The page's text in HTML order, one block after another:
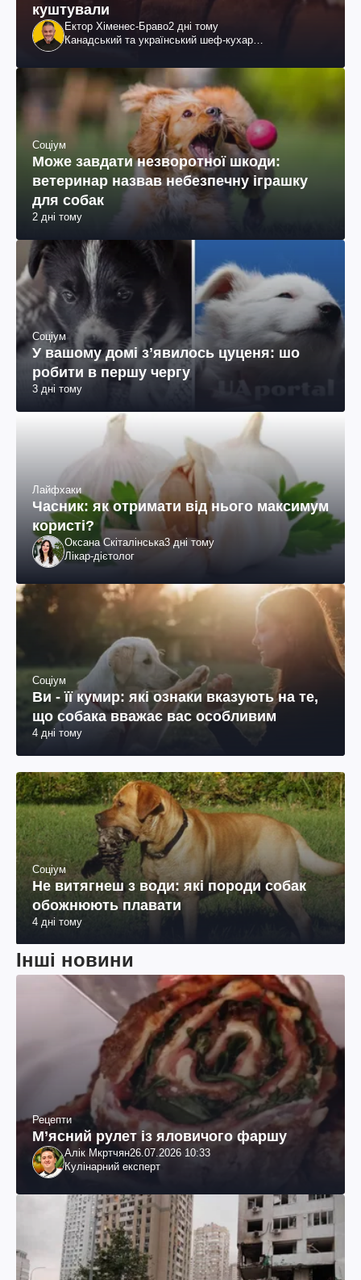
куштували
Ектор Хіменес-Браво2 дні тому
Канадський та український шеф-кухар
Соціум
Може завдати незворотної шкоди:
ветеринар назвав небезпечну іграшку
для собак
2 дні тому
Соціум
У вашому домі зʼявилось цуценя: шо
робити в першу чергу
3 дні тому
Лайфхаки
Часник: як отримати від нього максимум
користі?
Оксана Скіталінська3 дні тому
Лікар-дієтолог
Соціум
Ви - її кумир: які ознаки вказують на те,
що собака вважає вас особливим
4 дні тому
Соціум
Не витягнеш з води: які породи собак
обожнюють плавати
4 дні тому
Інші новини
Рецепти
М’ясний рулет із яловичого фаршу
Алік Мкртчян26.07.2026 10:33
Кулінарний експерт